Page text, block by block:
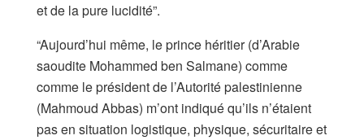
et de la pure lucidité”.
“Aujourd’hui même, le prince héritier (d’Arabie
saoudite Mohammed ben Salmane) comme
comme le président de l’Autorité palestinienne
(Mahmoud Abbas) m’ont indiqué qu’ils n’étaient
pas en situation logistique, physique, sécuritaire et